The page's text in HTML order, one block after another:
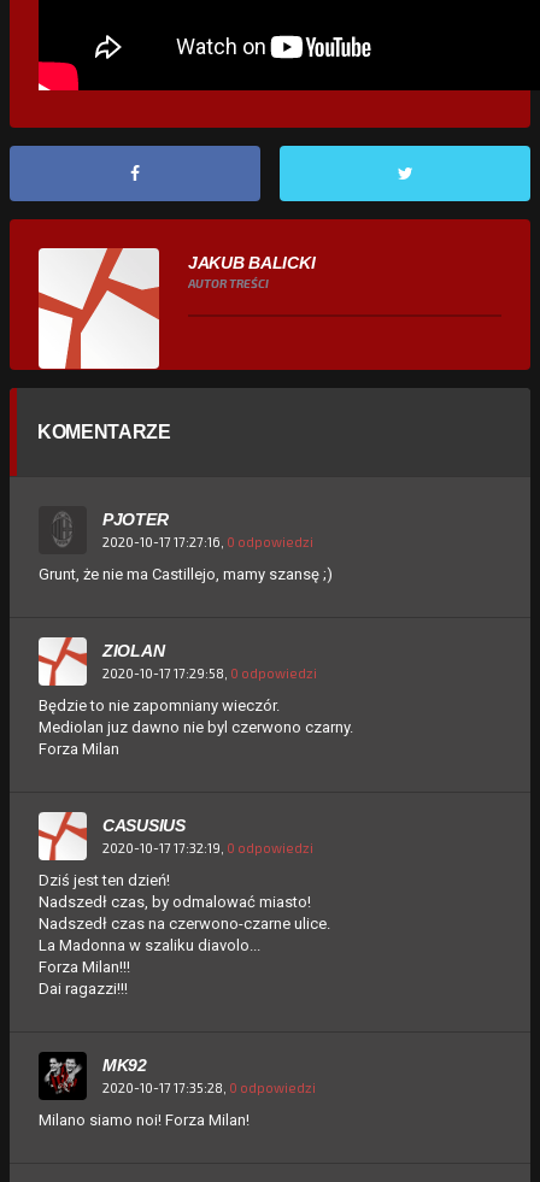
JAKUB BALICKI
AUTOR TREŚCI
KOMENTARZE
PJOTER
2020-10-17 17:27:16, 0 odpowiedzi
Grunt, że nie ma Castillejo, mamy szansę ;)
ZIOLAN
2020-10-17 17:29:58, 0 odpowiedzi
Będzie to nie zapomniany wieczór.
Mediolan juz dawno nie byl czerwono czarny.
Forza Milan
CASUSIUS
2020-10-17 17:32:19, 0 odpowiedzi
Dziś jest ten dzień!
Nadszedł czas, by odmalować miasto!
Nadszedł czas na czerwono-czarne ulice.
La Madonna w szaliku diavolo...
Forza Milan!!!
Dai ragazzi!!!
MK92
2020-10-17 17:35:28, 0 odpowiedzi
Milano siamo noi! Forza Milan!